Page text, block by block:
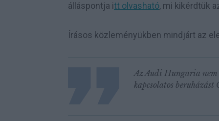
álláspontja itt olvasható, mi kikérdtük
Írásos közleményükben mindjárt az
Az Audi Hungaria nem
kapcsolatos beruházást